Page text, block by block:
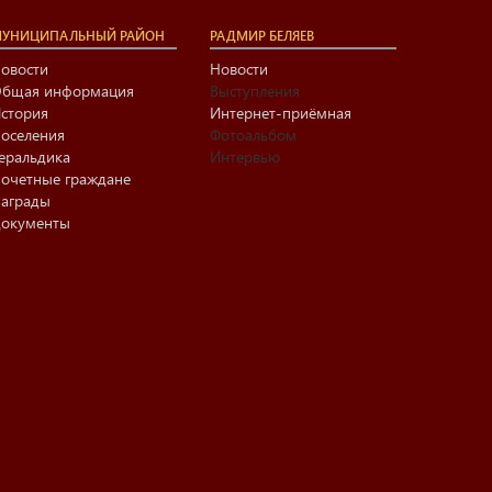
РАЙОН
информация
граждане
РАДМИР БЕЛЯЕВ
Новости
Выступления
Интернет-приёмная
Фотоальбом
Интервью